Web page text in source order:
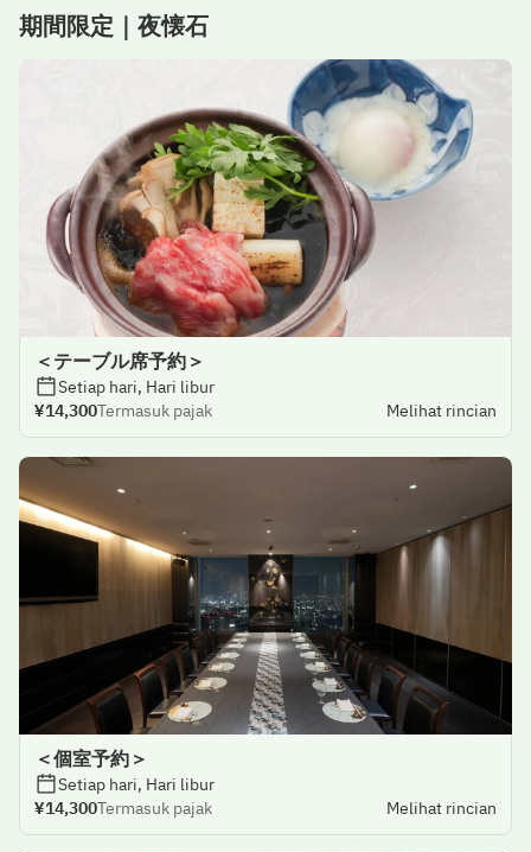
期間限定｜夜懐石
＜テーブル席予約＞
Setiap hari, Hari libur
¥14,300Termasuk pajak Melihat rincian
＜個室予約＞
Setiap hari, Hari libur
¥14,300Termasuk pajak Melihat rincian